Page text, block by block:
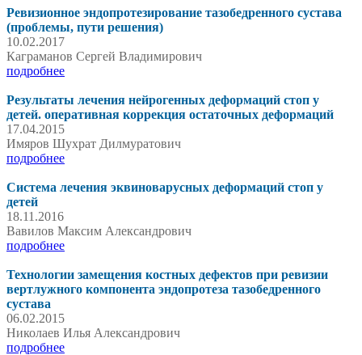
Ревизионное эндопротезирование тазобедренного сустава
(проблемы, пути решения)
10.02.2017
Каграманов Сергей Владимирович
подробнее
Результаты лечения нейрогенных деформаций стоп у
детей. оперативная коррекция остаточных деформаций
17.04.2015
Имяров Шухрат Дилмуратович
подробнее
Система лечения эквиноварусных деформаций стоп у
детей
18.11.2016
Вавилов Максим Александрович
подробнее
Технологии замещения костных дефектов при ревизии
вертлужного компонента эндопротеза тазобедренного
сустава
06.02.2015
Николаев Илья Александрович
подробнее